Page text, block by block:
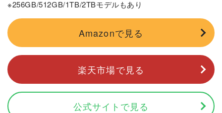
※256GB/512GB/1TB/2TBモデルもあり
Amazonで見る
楽天市場で見る
公式サイトで見る